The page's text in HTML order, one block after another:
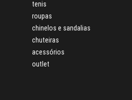
tenis
roupas
chinelos e sandalias
chuteiras
acessórios
outlet